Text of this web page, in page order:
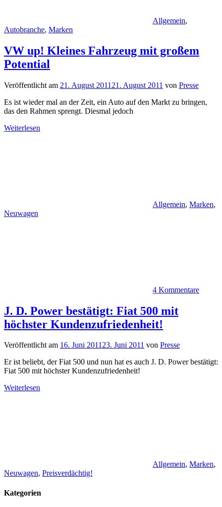
Allgemein,
Autobranche, Marken
VW up! Kleines Fahrzeug mit großem
Potential
Veröffentlicht am 21. August 2011 21. August 2011 von Presse
Es ist wieder mal an der Zeit, ein Auto auf den Markt zu bringen,
das den Rahmen sprengt. Diesmal jedoch
Weiterlesen
Allgemein, Marken,
Neuwagen
4 Kommentare
J. D. Power bestätigt: Fiat 500 mit
höchster Kundenzufriedenheit!
Veröffentlicht am 16. Juni 201123. Juni 2011 von Presse
Er ist beliebt, der Fiat 500 und nun hat es auch J. D. Power bestätigt:
Fiat 500 mit höchster Kundenzufriedenheit!
Weiterlesen
Allgemein, Marken,
Neuwagen, Preisverdächtig!
Kategorien